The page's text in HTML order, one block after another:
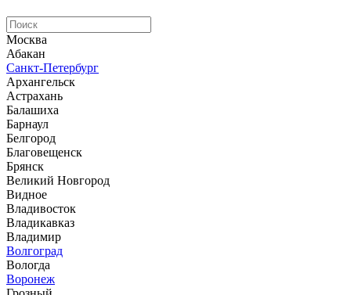
Москва
Абакан
Санкт-Петербург
Архангельск
Астрахань
Балашиха
Барнаул
Белгород
Благовещенск
Брянск
Великий Новгород
Видное
Владивосток
Владикавказ
Владимир
Волгоград
Вологда
Воронеж